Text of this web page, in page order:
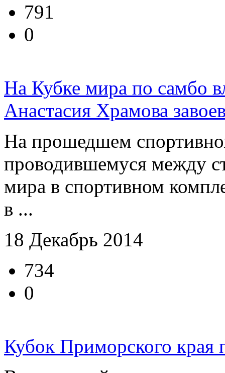
791
0
На Кубке мира по самбо
Анастасия Храмова
На прошедшем
проводившемуся между
мира в спортивном
в ...
18 Декабрь 2014
734
0
Кубок Приморского края